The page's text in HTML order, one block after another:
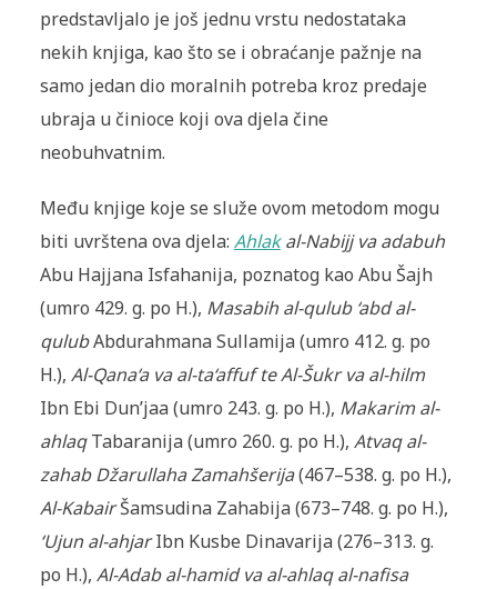
predstavljalo je još jednu vrstu nedostataka
nekih knjiga, kao što se i obraćanje pažnje na
samo jedan dio moralnih potreba kroz predaje
ubraja u činioce koji ova djela čine
neobuhvatnim.
Među knjige koje se služe ovom metodom mogu
biti uvrštena ova djela: Ahlakal-Nabijj va adabuh
Abu Hajjana Isfahanija, poznatog kao Abu Šajh
(umro 429. g. po H.), Masabih al-qulub ‘abd al-
qulubAbdurahmana Sullamija (umro 412. g. po
H.), Al-Qana‘a va al-ta‘affuf te Al-Šukr va al-hilm
Ibn Ebi Dun’jaa (umro 243. g. po H.), Makarim al-
ahlaqTabaranija (umro 260. g. po H.), Atvaq al-
zahab Džarullaha Zamahšerija(467–538. g. po H.),
Al-KabairŠamsudina Zahabija (673–748. g. po H.),
‘Ujun al-ahjarIbn Kusbe Dinavarija (276–313. g.
po H.), Al-Adab al-hamid va al-ahlaq al-nafisa